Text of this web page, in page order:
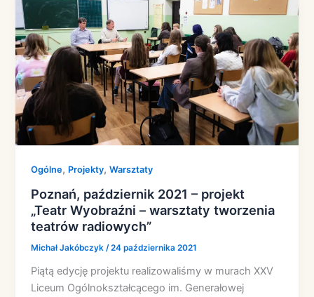
Ogólne, Projekty,Warsztaty
Poznań, październik 2021 – projekt
„Teatr Wyobraźni – warsztaty tworzenia
teatrów radiowych”
Michał Jakóbczyk /24 października 2021
Piątą edycję projektu realizowaliśmy w murach XXV
Liceum Ogólnokształcącego im. Generałowej